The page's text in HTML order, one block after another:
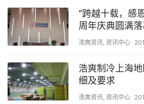
“跨越十载，感
周年庆典圆满
浩爽资讯, 资讯中心
浩爽制冷上海
细及要求
浩爽资讯, 资讯中心